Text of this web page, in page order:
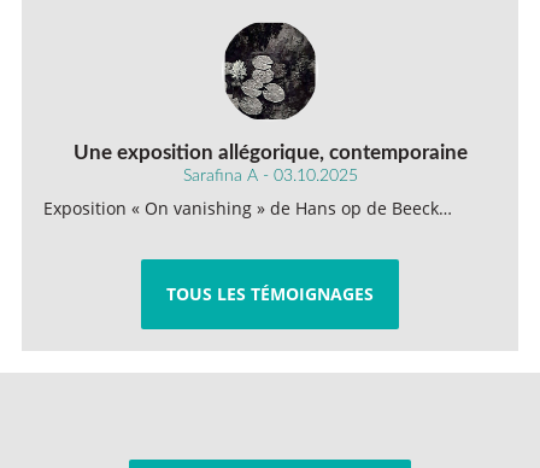
Une exposition allégorique, contemporaine
Sarafina A - 03.10.2025
Exposition « On vanishing » de Hans op de Beeck…
TOUS LES TÉMOIGNAGES